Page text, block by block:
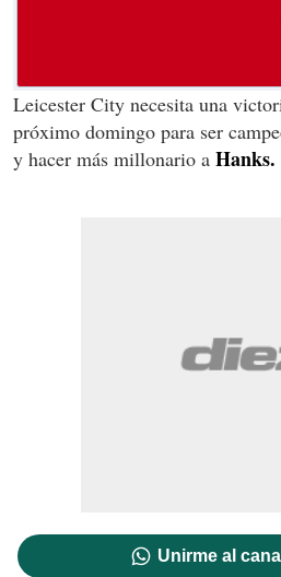
Leicester City necesita una
próximo domingo para ser
y hacer más millonario a Hanks.
Unirme al